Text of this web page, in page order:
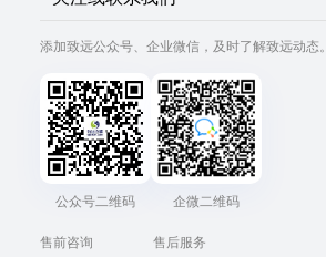
添加致远公众号、企业微信，及时了解致远动态。
公众号二维码 企微二维码
售前咨询 售后服务